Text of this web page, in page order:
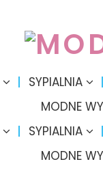
SYPIALNIA
MODNE
SYPIALNIA
MODNE